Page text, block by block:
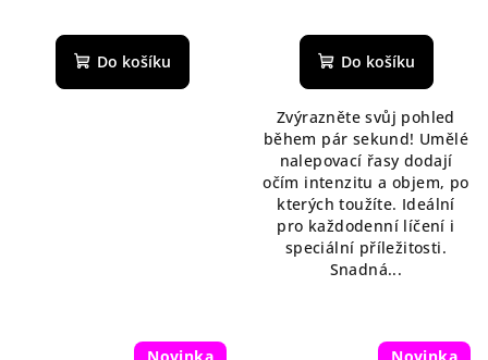
Do košíku Do košíku
Zvýrazněte svůj pohled
během pár sekund! Umělé
nalepovací řasy dodají
očím intenzitu a objem, po
kterých toužíte. Ideální
pro každodenní líčení i
speciální příležitosti.
Snadná...